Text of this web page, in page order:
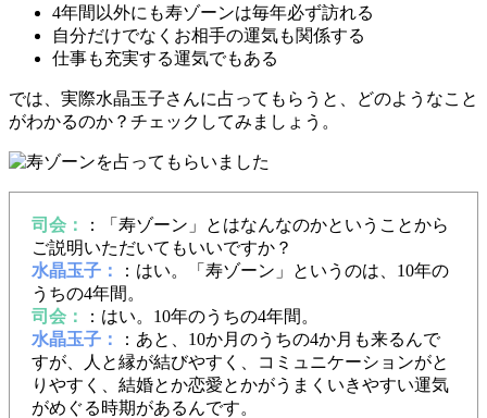
4年間以外にも寿ゾーンは毎年必ず訪れる
自分だけでなくお相手の運気も関係する
仕事も充実する運気でもある
では、実際水晶玉子さんに占ってもらうと、どのようなこと
がわかるのか？チェックしてみましょう。
司会：
：「寿ゾーン」とはなんなのかということから
ご説明いただいてもいいですか？
水晶玉子：
：はい。「寿ゾーン」というのは、10年の
うちの4年間。
司会：
：はい。10年のうちの4年間。
水晶玉子：
：あと、10か月のうちの4か月も来るんで
すが、人と縁が結びやすく、コミュニケーションがと
りやすく、結婚とか恋愛とかがうまくいきやすい運気
がめぐる時期があるんです。